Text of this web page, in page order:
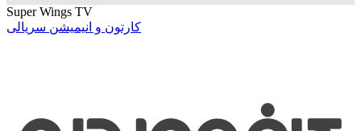
Super Wings TV
کارتون و انیمیشن سریالی